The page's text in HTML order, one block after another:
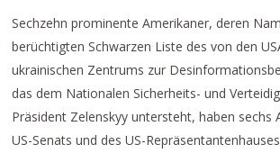
Sechzehn prominente Amerikaner, deren
berüchtigten Schwarzen Liste des von den
ukrainischen Zentrums zur
das dem Nationalen Sicherheits- und
Präsident Zelenskyy untersteht, haben sechs
US-Senats und des US-